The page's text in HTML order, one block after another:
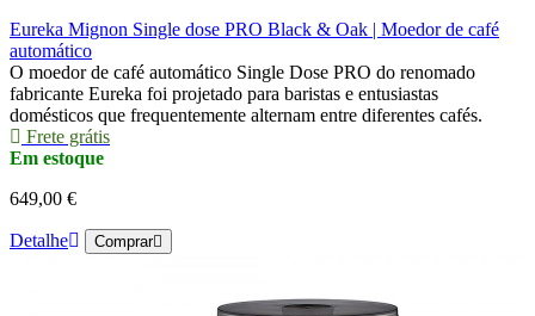
Eureka Mignon Single dose PRO Black & Oak | Moedor de café
automático
O moedor de café automático Single Dose PRO do renomado
fabricante Eureka foi projetado para baristas e entusiastas
domésticos que frequentemente alternam entre diferentes cafés.
Frete grátis
Em estoque
649,00 €
Detalhe Comprar